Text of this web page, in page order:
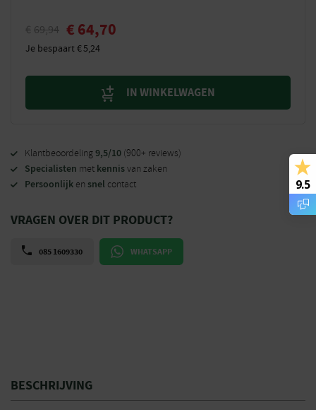
€ 69,94 € 64,70
Je bespaart€5,24
IN WINKELWAGEN
Klantbeoordeling9,5/10 (900+ reviews)
Specialisten met kennisvan zaken
Persoonlijk en snel contact
VRAGEN OVER DIT PRODUCT?
085 1609330 WHATSAPP
BESCHRIJVING
9.5